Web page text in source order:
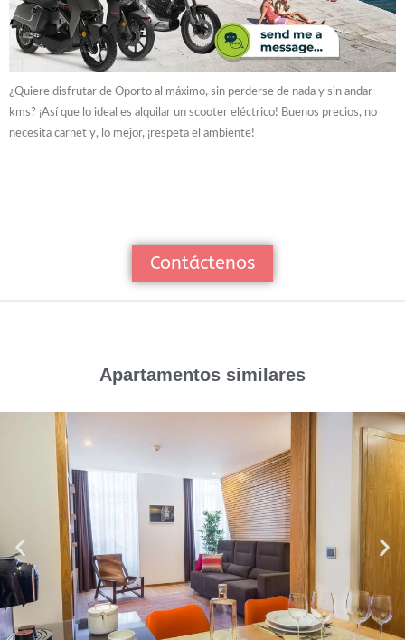
¿Quiere disfrutar de Oporto al máximo, sin perderse de nada y sin andar
kms? ¡Así que lo ideal es alquilar un scooter eléctrico! Buenos precios, no
necesita carnet y, lo mejor, ¡respeta el ambiente!
Contáctenos
Apartamentos similares